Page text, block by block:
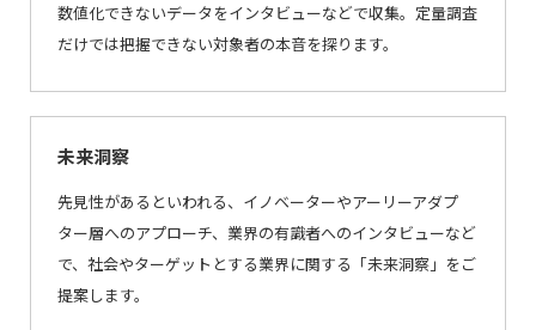
数値化できないデータをインタビューなどで収集。定量調査
だけでは把握できない対象者の本音を探ります。
未来洞察
先見性があるといわれる、イノベーターやアーリーアダプ
ター層へのアプローチ、業界の有識者へのインタビューなど
で、社会やターゲットとする業界に関する「未来洞察」をご
提案します。